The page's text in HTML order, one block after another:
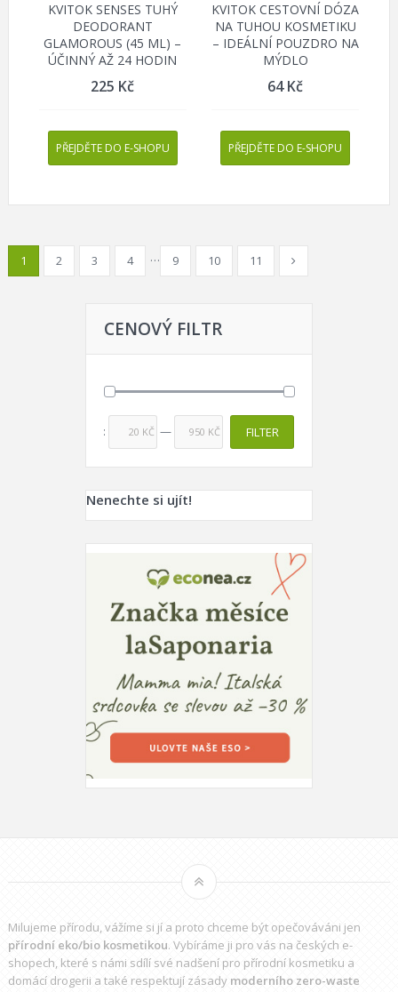
KVITOK SENSES TUHÝ
DEODORANT
GLAMOROUS (45 ML) –
ÚČINNÝ AŽ 24 HODIN
225 Kč
PŘEJDĚTE DO E-SHOPU
KVITOK CESTOVNÍ DÓZA
NA TUHOU KOSMETIKU
– IDEÁLNÍ POUZDRO NA
MÝDLO
64Kč
PŘEJDĚTE DO E-SHOPU
1 2 3 4 … 9 10 11
CENOVÝ FILTR
FILTER
Price: 20 KČ — 950 KČ
Nenechte si ujít!
Milujeme přírodu, vážíme si jí a proto chceme být opečováváni jen
přírodní eko/bio kosmetikou. Vybíráme ji pro vás na českých e-
shopech, které s námi sdílí své nadšení pro přírodní kosmetiku a
domácí drogerii a také respektují zásady moderního zero-waste